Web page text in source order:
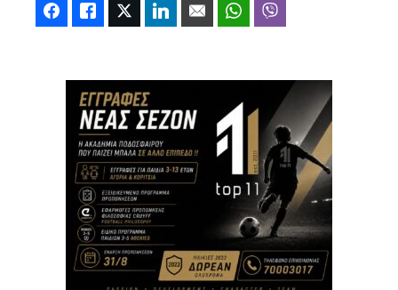
FacebookLike Twitter LinkedIn Email WhatsApp